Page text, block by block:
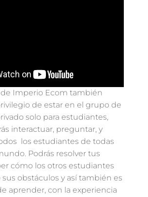
de Imperio Ecom también
de estar en el grupo de
solo para estudiantes,
interactuar, preguntar, y
los estudiantes de todas
Podrás resolver tus
cómo los otros estudiantes
sus obstáculos y así también es
aprender, con la experiencia